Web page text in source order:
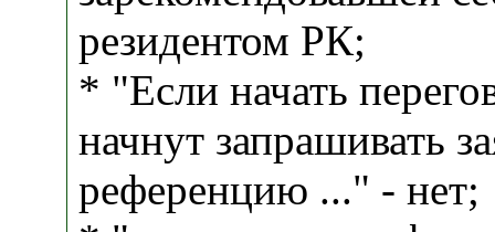
резидентом РК;
* "Если начать
начнут запрашивать
референцию ..." - нет;